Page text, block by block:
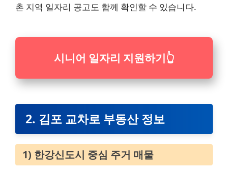
촌 지역 일자리 공고도 함께 확인할 수 있습니다.
시니어 일자리 지원하기👆
2. 김포 교차로 부동산 정보
1) 한강신도시 중심 주거 매물